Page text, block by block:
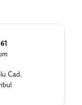
Cad.